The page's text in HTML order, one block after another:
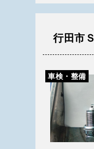
行田市
車検・整備